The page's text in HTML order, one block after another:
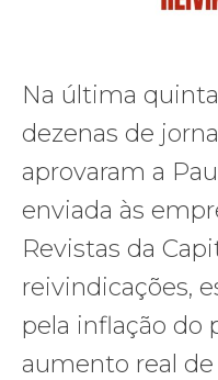
Na última
dezenas de
aprovaram a
enviada às
Revistas da
reivindicações,
pela inflação do
aumento real de